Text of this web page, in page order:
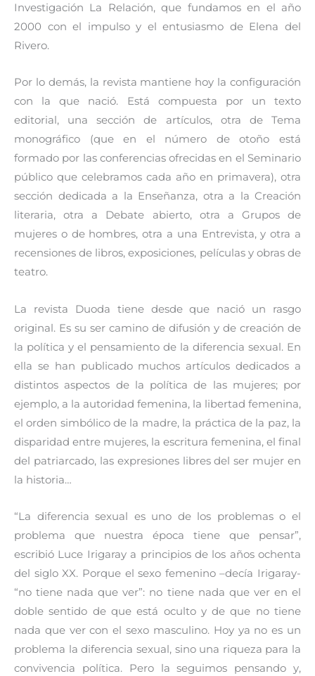
Investigación La Relación, que fundamos en el año
2000 con el impulso y el entusiasmo de Elena del
Rivero.
Por lo demás, la revista mantiene hoy la configuración
con la que nació. Está compuesta por un texto
editorial, una sección de artículos, otra de Tema
monográfico (que en el número de otoño está
formado por las conferencias ofrecidas en el Seminario
público que celebramos cada año en primavera), otra
sección dedicada a la Enseñanza, otra a la Creación
literaria, otra a Debate abierto, otra a Grupos de
mujeres o de hombres, otra a una Entrevista, y otra a
recensiones de libros, exposiciones, películas y obras de
teatro.
La revista Duoda tiene desde que nació un rasgo
original. Es su ser camino de difusión y de creación de
la política y el pensamiento de la diferencia sexual. En
ella se han publicado muchos artículos dedicados a
distintos aspectos de la política de las mujeres; por
ejemplo, a la autoridad femenina, la libertad femenina,
el orden simbólico de la madre, la práctica de la paz, la
disparidad entre mujeres, la escritura femenina, el final
del patriarcado, las expresiones libres del ser mujer en
la historia…
“La diferencia sexual es uno de los problemas o el
problema que nuestra época tiene que pensar”,
escribió Luce Irigaray a principios de los años ochenta
del siglo XX. Porque el sexo femenino –decía Irigaray-
“no tiene nada que ver”: no tiene nada que ver en el
doble sentido de que está oculto y de que no tiene
nada que ver con el sexo masculino. Hoy ya no es un
problema la diferencia sexual, sino una riqueza para la
convivencia política. Pero la seguimos pensando y,